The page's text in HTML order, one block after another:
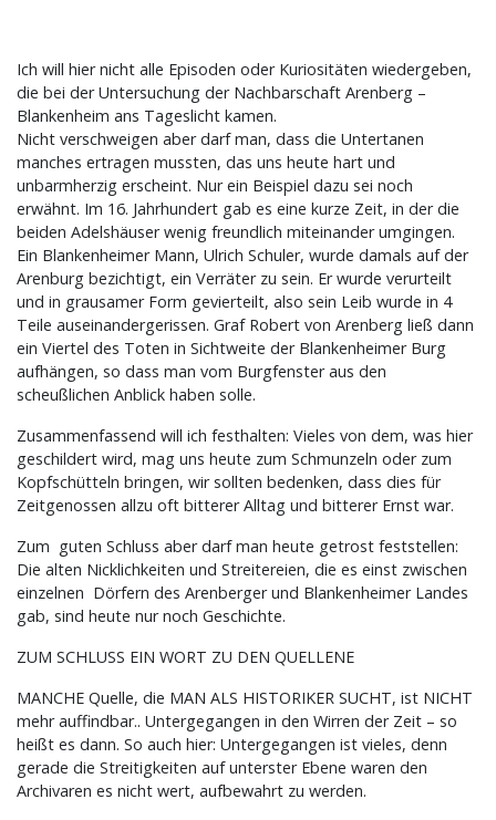
Ich will hier nicht alle Episoden oder Kuriositäten wiedergeben,
die bei der Untersuchung der Nachbarschaft Arenberg –
Blankenheim ans Tageslicht kamen.
Nicht verschweigen aber darf man, dass die Untertanen
manches ertragen mussten, das uns heute hart und
unbarmherzig erscheint. Nur ein Beispiel dazu sei noch
erwähnt. Im 16. Jahrhundert gab es eine kurze Zeit, in der die
beiden Adelshäuser wenig freundlich miteinander umgingen.
Ein Blankenheimer Mann, Ulrich Schuler, wurde damals auf der
Arenburg bezichtigt, ein Verräter zu sein. Er wurde verurteilt
und in grausamer Form gevierteilt, also sein Leib wurde in 4
Teile auseinandergerissen. Graf Robert von Arenberg ließ dann
ein Viertel des Toten in Sichtweite der Blankenheimer Burg
aufhängen, so dass man vom Burgfenster aus den
scheußlichen Anblick haben solle.
Zusammenfassend will ich festhalten: Vieles von dem, was hier
geschildert wird, mag uns heute zum Schmunzeln oder zum
Kopfschütteln bringen, wir sollten bedenken, dass dies für
Zeitgenossen allzu oft bitterer Alltag und bitterer Ernst war.
Zum guten Schluss aber darf man heute getrost feststellen:
Die alten Nicklichkeiten und Streitereien, die es einst zwischen
einzelnen Dörfern des Arenberger und Blankenheimer Landes
gab, sind heute nur noch Geschichte.
ZUM SCHLUSS EIN WORT ZU DEN QUELLENE
MANCHE Quelle, die MAN ALS HISTORIKER SUCHT, ist NICHT
mehr auffindbar.. Untergegangen in den Wirren der Zeit – so
heißt es dann. So auch hier: Untergegangen ist vieles, denn
gerade die Streitigkeiten auf unterster Ebene waren den
Archivaren es nicht wert, aufbewahrt zu werden.